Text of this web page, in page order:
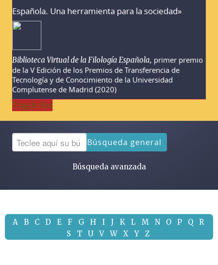
Española. Una herramienta para la sociedad»
Biblioteca Virtual de la Filología Española, primer premio
de la V Edición de los Premios de Transferencia de
Tecnología y de Conocimiento de la Universidad
Complutense de Madrid (2020)
Toggle Bar
Búsqueda general
Búsqueda avanzada
A B C D E F G H I J K L M N O P Q
R
S
T U V W X Y Z